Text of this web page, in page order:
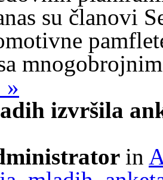
su članovi
»
izvršila
in